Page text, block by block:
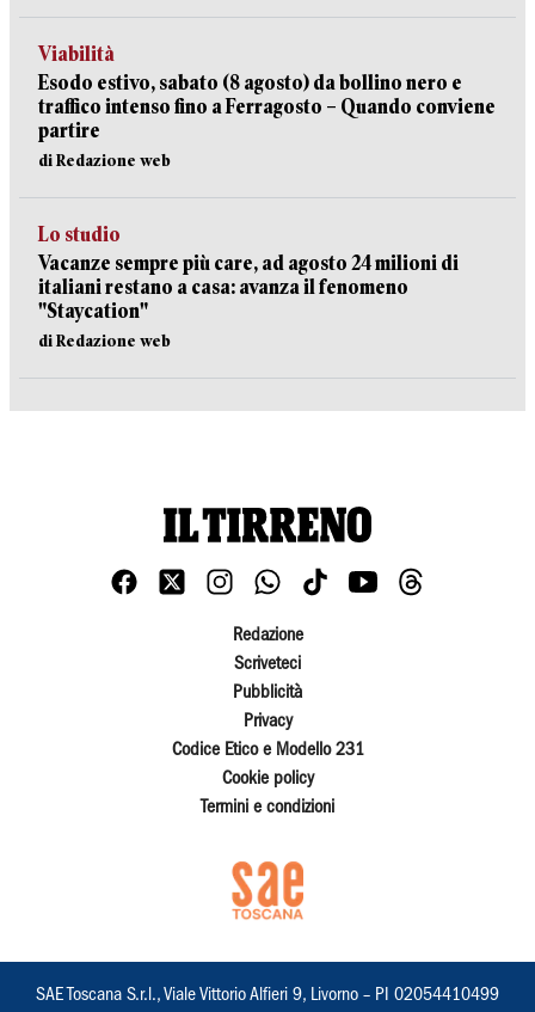
Viabilità
Esodo estivo, sabato (8 agosto) da bollino nero e
traffico intenso fino a Ferragosto – Quando conviene
partire
di Redazione web
Lo studio
Vacanze sempre più care, ad agosto 24 milioni di
italiani restano a casa: avanza il fenomeno
"Staycation"
di Redazione web
Redazione
Scriveteci
Pubblicità
Privacy
Codice Etico e Modello 231
Cookie policy
Termini e condizioni
SAE Toscana S.r.l., Viale Vittorio Alfieri 9, Livorno – PI 02054410499